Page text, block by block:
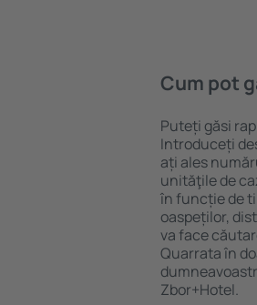
Cum pot
Puteți găsi
Introduceți
ați ales
unităţile de
în funcție de
oaspeților,
va face
Quarrata în
Zbor+Hotel.